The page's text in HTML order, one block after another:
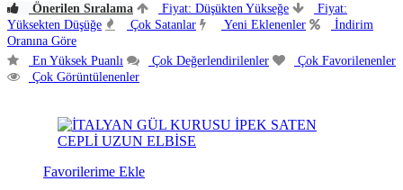
Önerilen Sıralama Fiyat: Düşükten Yükseğe
Fiyat:
Yüksekten Düşüğe
Çok Satanlar Yeni Eklenenler
İndirim
Oranına Göre
En Yüksek Puanlı
Çok Değerlendirilenler
Çok Favorilenenler
Çok Görüntülenenler
Favorilerime Ekle